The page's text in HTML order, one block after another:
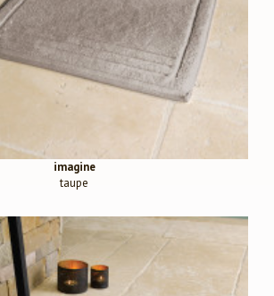
imagine
taupe